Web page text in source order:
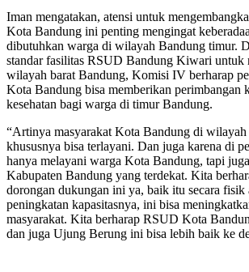
Iman mengatakan, atensi untuk
Kota Bandung ini penting mengingat
dibutuhkan warga di wilayah Bandung timur.
standar fasilitas RSUD Bandung Kiwari untuk
wilayah barat Bandung, Komisi IV berharap
Kota Bandung bisa memberikan perimbangan
kesehatan bagi warga di timur Bandung.
“Artinya masyarakat Kota Bandung di
khususnya bisa terlayani. Dan juga karena di
hanya melayani warga Kota Bandung, tapi
Kabupaten Bandung yang terdekat. Kita
dorongan dukungan ini ya, baik itu secara fisik
peningkatan kapasitasnya, ini bisa
masyarakat. Kita berharap RSUD Kota
dan juga Ujung Berung ini bisa lebih baik ke